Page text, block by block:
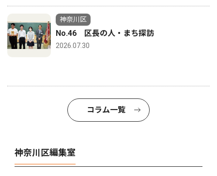
神奈川区
No.46 区長の人・まち探訪
2026.07.30
コラム一覧
神奈川区編集室